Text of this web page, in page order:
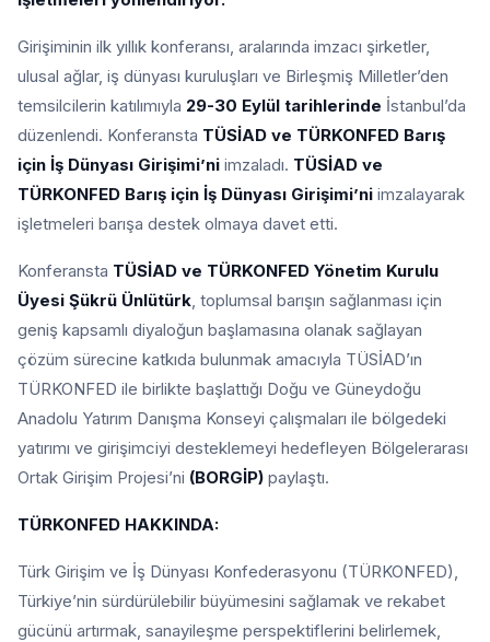
Girişiminin ilk yıllık konferansı, aralarında imzacı şirketler,
ulusal ağlar, iş dünyası kuruluşları ve Birleşmiş Milletler’den
temsilcilerin katılımıyla 29-30 Eylül tarihlerinde İstanbul’da
düzenlendi. Konferansta TÜSİAD ve TÜRKONFED Barış
için İş Dünyası Girişimi’ni imzaladı. TÜSİAD ve
TÜRKONFED Barış için İş Dünyası Girişimi’ni imzalayarak
işletmeleri barışa destek olmaya davet etti.
Konferansta TÜSİAD ve TÜRKONFED Yönetim Kurulu
Üyesi Şükrü Ünlütürk, toplumsal barışın sağlanması için
geniş kapsamlı diyaloğun başlamasına olanak sağlayan
çözüm sürecine katkıda bulunmak amacıyla TÜSİAD’ın
TÜRKONFED ile birlikte başlattığı Doğu ve Güneydoğu
Anadolu Yatırım Danışma Konseyi çalışmaları ile bölgedeki
yatırımı ve girişimciyi desteklemeyi hedefleyen Bölgelerarası
Ortak Girişim Projesi’ni (BORGİP) paylaştı.
TÜRKONFED HAKKINDA:
Türk Girişim ve İş Dünyası Konfederasyonu (TÜRKONFED),
Türkiye’nin sürdürülebilir büyümesini sağlamak ve rekabet
gücünü artırmak, sanayileşme perspektiflerini belirlemek,